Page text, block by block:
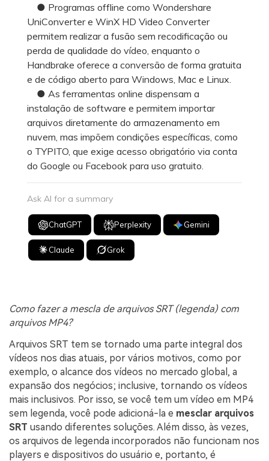
● Programas offline como Wondershare
UniConverter e WinX HD Video Converter
permitem realizar a fusão sem recodificação ou
perda de qualidade do vídeo, enquanto o
Handbrake oferece a conversão de forma gratuita
e de código aberto para Windows, Mac e Linux.
● As ferramentas online dispensam a
instalação de software e permitem importar
arquivos diretamente do armazenamento em
nuvem, mas impõem condições específicas, como
o TYPITO, que exige acesso obrigatório via conta
do Google ou Facebook para uso gratuito.
Ask AI for a summary
ChatGPT Perplexity Gemini
Claude Grok
Como fazer a mescla de arquivos SRT (legenda) com
arquivos MP4?
Arquivos SRT tem se tornado uma parte integral dos
vídeos nos dias atuais, por vários motivos, como por
exemplo, o alcance dos vídeos no mercado global, a
expansão dos negócios; inclusive, tornando os vídeos
mais inclusivos. Por isso, se você tem um vídeo em MP4
sem legenda, você pode adicioná-la e mesclar arquivos
SRT usando diferentes soluções. Além disso, às vezes,
os arquivos de legenda incorporados não funcionam nos
players e dispositivos do usuário e, portanto, é